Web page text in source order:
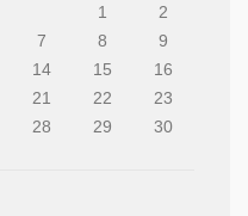
1
2
7 8
9
14 15
16
21 22
23
28 29
30